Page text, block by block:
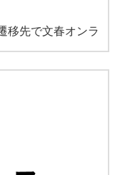
移先で文春オンラ